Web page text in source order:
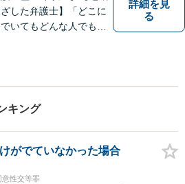
した弁護士】「どこに
いてもどんな人でも等
対応】大都市に負けな
と幅の法的なサービスを
ることを目指していま
詳細を見
る
キング
がでていなかった場合
意性交等罪